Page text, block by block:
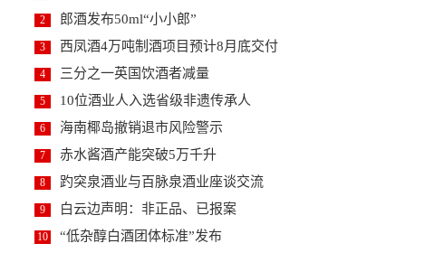
2 郎酒发布50ml“小小郎”
3 西凤酒4万吨制酒项目预计8月底交付
4 三分之一英国饮酒者减量
5 10位酒业人入选省级非遗传承人
6 海南椰岛撤销退市风险警示
7 赤水酱酒产能突破5万千升
8 趵突泉酒业与百脉泉酒业座谈交流
9 白云边声明：非正品、已报案
10 “低杂醇白酒团体标准”发布